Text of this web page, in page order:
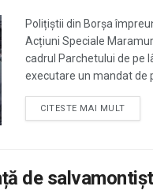
Polițiștii din Borșa
Acțiuni Speciale
cadrul Parchetului de pe
executare un mandat de
CITESTE MAI MULT
de